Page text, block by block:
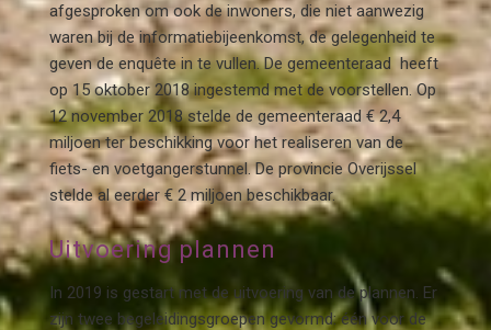
afgesproken om ook de inwoners, die niet aanwezig
waren bij de informatiebijeenkomst, de gelegenheid te
geven de enquête in te vullen. De gemeenteraad heeft
op 15 oktober 2018 ingestemd met de voorstellen. Op
12 november 2018 stelde de gemeenteraad € 2,4
miljoen ter beschikking voor het realiseren van de
fiets- en voetgangerstunnel. De provincie Overijssel
stelde al eerder € 2 miljoen beschikbaar.
Uitvoering plannen
In 2019 is gestart met de uitvoering van de plannen. Er
zijn twee begeleidingsgroepen gevormd: één voor de